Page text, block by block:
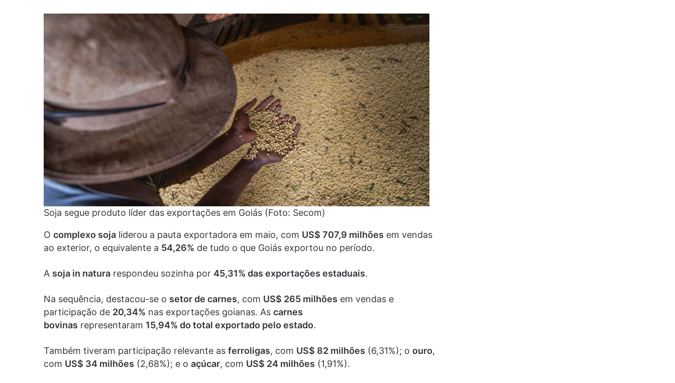
Soja segue produto líder das exportações em Goiás (Foto: Secom)
O complexo soja liderou a pauta exportadora em maio, com US$ 707,9 milhões em vendas
ao exterior, o equivalente a 54,26% de tudo o que Goiás exportou no período.
A soja in natura respondeu sozinha por 45,31% das exportações estaduais.
Na sequência, destacou-se o setor de carnes, com US$ 265 milhões em vendas e
participação de 20,34% nas exportações goianas. As carnes
bovinas representaram 15,94% do total exportado pelo estado.
Também tiveram participação relevante as ferroligas, com US$ 82 milhões (6,31%); o ouro,
com US$ 34 milhões (2,68%); e o açúcar, com US$ 24 milhões (1,91%).